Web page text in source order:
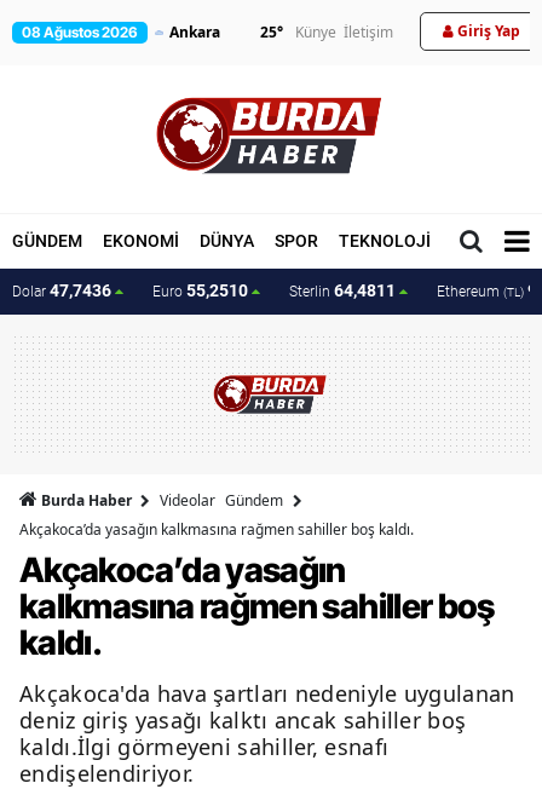
08 Ağustos 2026 25° Künye İletişim Giriş Yap
GÜNDEM EKONOMİ DÜNYA SPOR TEKNOLOJİ MAGAZİN
Dolar 47,7436 Euro 55,2510 Sterlin 64,4811 Ethereum (TL)
Burda Haber Videolar Gündem
Akçakoca’da yasağın kalkmasına rağmen sahiller boş kaldı.
Akçakoca’da yasağın
kalkmasına rağmen sahiller boş
kaldı.
Akçakoca'da hava şartları nedeniyle uygulanan
deniz giriş yasağı kalktı ancak sahiller boş
kaldı.İlgi görmeyeni sahiller, esnafı
endişelendiriyor.